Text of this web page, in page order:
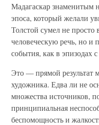
Мадагаскар знаменитым
эпоса, который желали
Толстой сумел не
человеческую речь, но и
события, как в эпизодах
Это — прямой результат
художника. Едва ли не
множества источников,
принципиальная
беспомощность и